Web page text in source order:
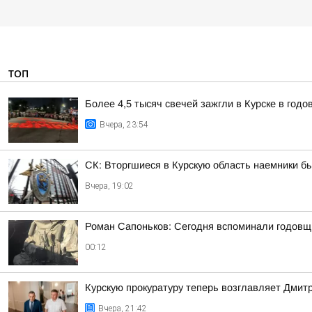
ТОП
Более 4,5 тысяч свечей зажгли в Курске в
Вчера, 23:54
СК: Вторгшиеся в Курскую область наемники
Вчера, 19:02
Роман Сапоньков: Сегодня вспоминали
00:12
Курскую прокуратуру теперь возглавляет
Вчера, 21:42